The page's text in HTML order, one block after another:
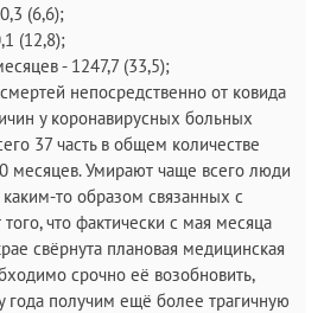
(6,6);
(12,8);
- 1247,7 (33,5);
непосредственно от ковида
у коронавирусных больных
37 часть в общем количестве
месяцев. Умирают чаще всего люди
то образом связанных с
что фактически с мая месяца
свёрнута плановая медицинская
срочно её возобновить,
года получим ещё более трагичную